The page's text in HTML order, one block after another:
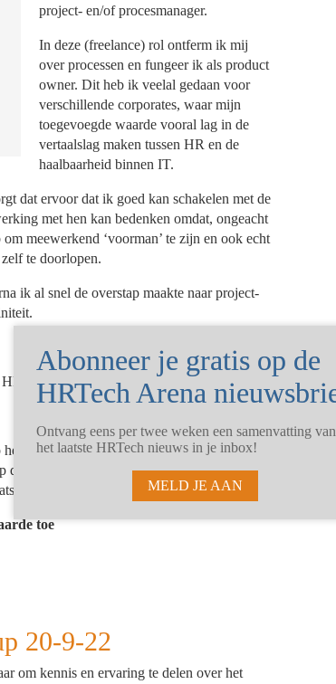
project- en/of procesmanager.
In deze (freelance) rol ontferm ik mij
over processen en fungeer ik als product
owner. Dit heb ik veelal gedaan voor
verschillende corporates, waar mijn
toegevoegde waarde vooral lag in de
vertaalslag maken tussen HR en de
haalbaarheid binnen IT.
dat ervoor dat ik goed kan schakelen met de
met hen kan bedenken omdat, ongeacht
meewerkend ‘voorman’ te zijn en ook echt
te doorlopen.
ik al snel de overstap maakte naar project-
Services, Ziekteverzuim, Tijdschrijven.
standaardiseren van de systemen. De
persoon in plaats van op het systeem. Dat
van andersom.
toe
20-9-22
om kennis en ervaring te delen over het
Ontvang eens per twee weken een samenvatting van
het laatste HRTech nieuws in je inbox!
MELD JE AAN